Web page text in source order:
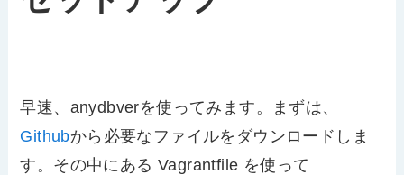
早速、anydbverを使ってみます。まずは、
Githubから必要なファイルをダウンロードしま
す。その中にある Vagrantfile を使って